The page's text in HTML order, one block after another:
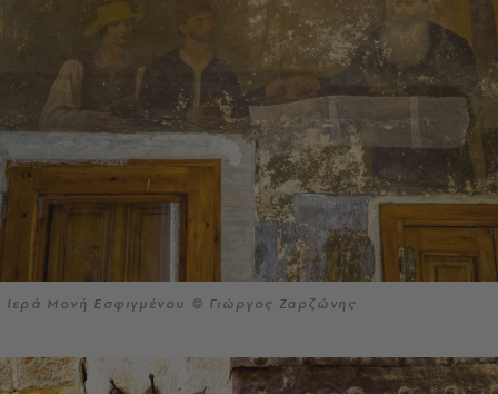
Ιερά Μονή Εσφιγμένου © Γιώργος Ζαρζώνης